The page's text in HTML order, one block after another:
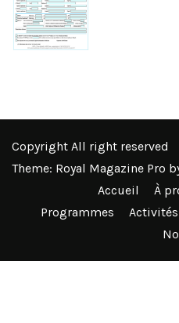
Copyright All right reserved
Theme: Royal Magazine Pro
Accueil
À
Programmes
Activités